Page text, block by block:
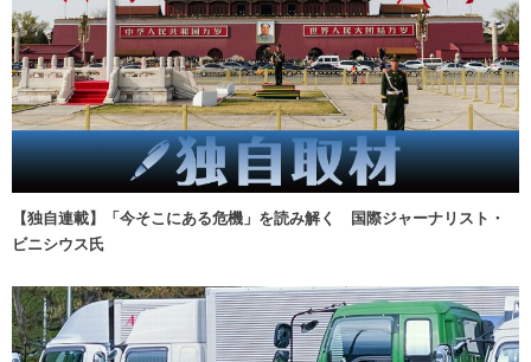
【独自連載】「今そこにある危機」を読み解く 国際ジャーナリスト・
ビニシウス氏